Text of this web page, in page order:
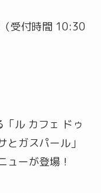
受付時間 10:30
「ル カフェ ドゥ
ガスパール」
ューが登場！